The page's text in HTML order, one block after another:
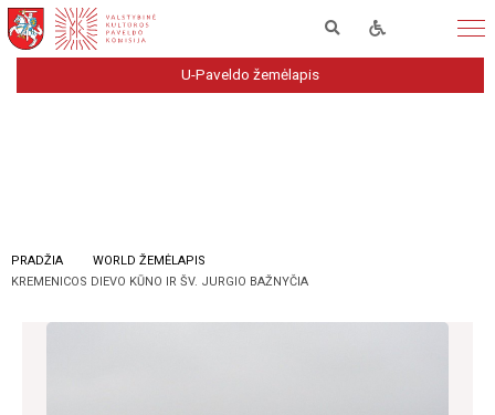
U-Paveldo žemėlapis
PRADŽIA
WORLD ŽEMĖLAPIS
KREMENICOS DIEVO KŪNO IR ŠV. JURGIO BAŽNYČIA